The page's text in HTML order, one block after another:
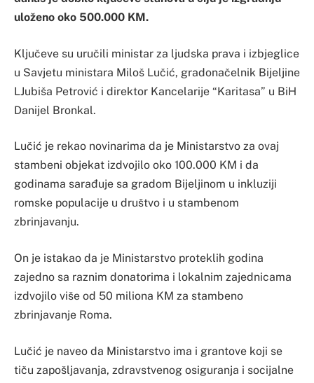
uloženo oko 500.000 KM.
Ključeve su uručili ministar za ljudska prava i izbjeglice
u Savjetu ministara Miloš Lučić, gradonačelnik Bijeljine
LJubiša Petrović i direktor Kancelarije “Karitasa” u BiH
Danijel Bronkal.
Lučić je rekao novinarima da je Ministarstvo za ovaj
stambeni objekat izdvojilo oko 100.000 KM i da
godinama sarađuje sa gradom Bijeljinom u inkluziji
romske populacije u društvo i u stambenom
zbrinjavanju.
On je istakao da je Ministarstvo proteklih godina
zajedno sa raznim donatorima i lokalnim zajednicama
izdvojilo više od 50 miliona KM za stambeno
zbrinjavanje Roma.
Lučić je naveo da Ministarstvo ima i grantove koji se
tiču zapošljavanja, zdravstvenog osiguranja i socijalne